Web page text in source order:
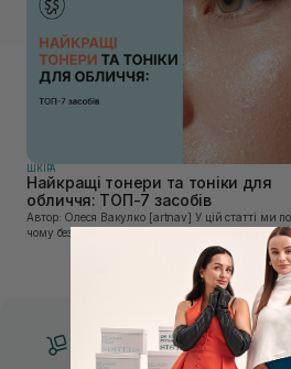
ШКIРА
Найкращі тонери та тоніки для
обличчя: ТОП-7 засобів
Автор: Олеся Вакулко [artnav] У цій статті ми пояснимо,
чому без тонера ваш крем працює лише на 50%,
знайти засіб під потреби саме вашої шкіри. Хибною є
думка, що тонізація — це зайвий е...
Безкоштовна доставка від